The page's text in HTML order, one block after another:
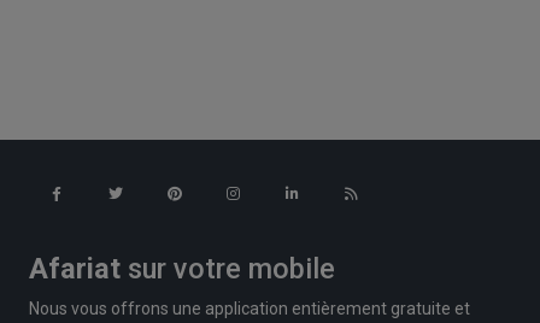
Afariat sur votre mobile
Nous vous offrons une application entièrement gratuite et